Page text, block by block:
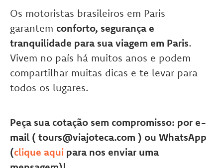
Os motoristas brasileiros em Paris
garantem conforto, segurança e
tranquilidade para sua viagem em Paris.
Vivem no país há muitos anos e podem
compartilhar muitas dicas e te levar para
todos os lugares.
Peça sua cotação sem compromisso: por e-
mail ( tours@viajoteca.com ) ou WhatsApp
(clique aqui para nos enviar uma